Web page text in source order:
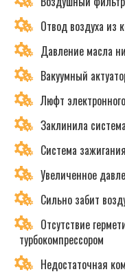
Отвод воздуха из
Давление масла
Вакуумный
Люфт
Заклинила
Система
Увеличенное
Сильно забит
Отсутствие
турбокомпрессором
Недостаточная